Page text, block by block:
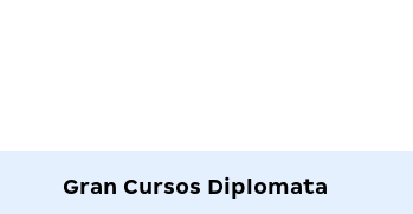
Gran Cursos Diplomata